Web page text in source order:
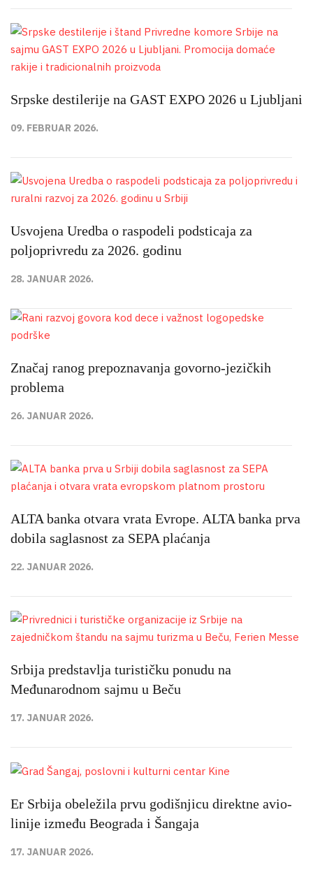
Srpske destilerije na GAST EXPO 2026 u Ljubljani
09. FEBRUAR 2026.
Usvojena Uredba o raspodeli podsticaja za
poljoprivredu za 2026. godinu
28. JANUAR 2026.
Značaj ranog prepoznavanja govorno-jezičkih
problema
26. JANUAR 2026.
ALTA banka otvara vrata Evrope. ALTA banka prva
dobila saglasnost za SEPA plaćanja
22. JANUAR 2026.
Srbija predstavlja turističku ponudu na
Međunarodnom sajmu u Beču
17. JANUAR 2026.
Er Srbija obeležila prvu godišnjicu direktne avio-
linije između Beograda i Šangaja
17. JANUAR 2026.